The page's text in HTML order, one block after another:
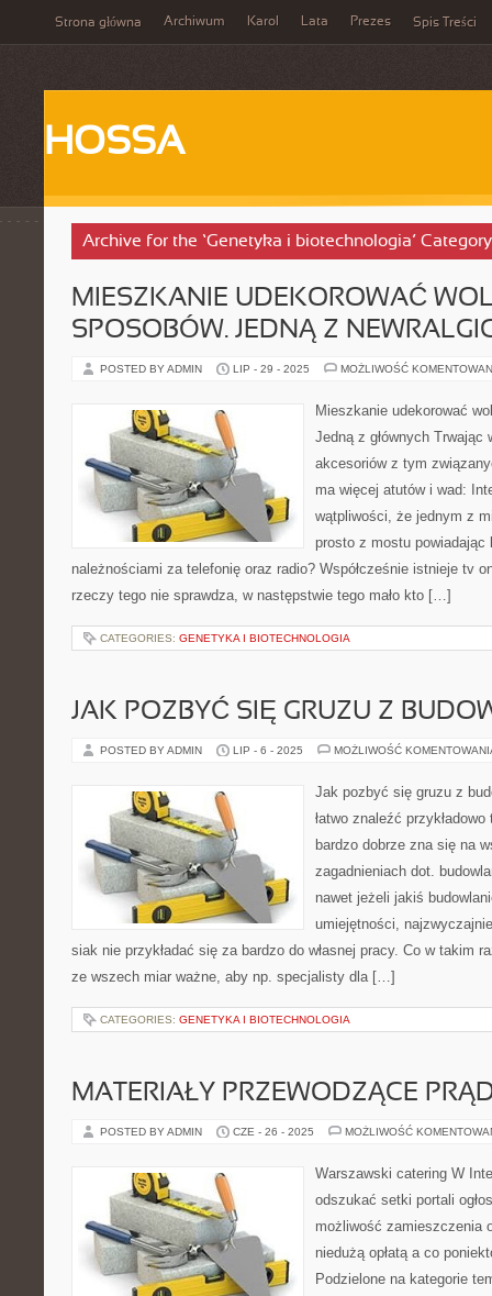
Strona główna Archiwum Karol Lata Prezes Spis Treści
HOSSA
Archive for the ‘Genetyka i biotechnologia’ Category
MIESZKANIE UDEKOROWAĆ
SPOSOBÓW. JEDNĄ Z
POSTED BY ADMIN LIP - 29 - 2025 MOŻLIWOŚĆ
Mieszkanie udekorować
Jedną z głównych
akcesoriów z tym
ma więcej atutów i wad:
wątpliwości, że jednym z
prosto z mostu powiadając
należnościami za telefonię oraz radio? Współcześnie istnieje tv
rzeczy tego nie sprawdza, w następstwie tego mało kto […]
CATEGORIES: GENETYKA I BIOTECHNOLOGIA
JAK POZBYĆ SIĘ GRUZU Z
POSTED BY ADMIN LIP - 6 - 2025 MOŻLIWOŚĆ
Jak pozbyć się gruzu z
łatwo znaleźć
bardzo dobrze zna się na
zagadnieniach dot.
nawet jeżeli jakiś
umiejętności,
siak nie przykładać się za bardzo do własnej pracy. Co w takim
ze wszech miar ważne, aby np. specjalisty dla […]
CATEGORIES: GENETYKA I BIOTECHNOLOGIA
MATERIAŁY PRZEWODZĄCE
POSTED BY ADMIN CZE - 26 - 2025 MOŻLIWOŚĆ
Warszawski catering W
odszukać setki portali
możliwość zamieszczenia
niedużą opłatą a co
Podzielone na kategorie